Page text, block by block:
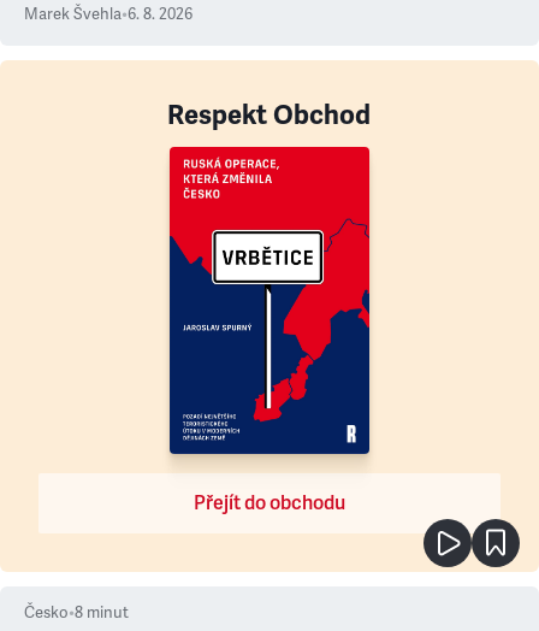
Marek Švehla•6. 8. 2026
Respekt Obchod
Přejít do obchodu
Česko•8 minut